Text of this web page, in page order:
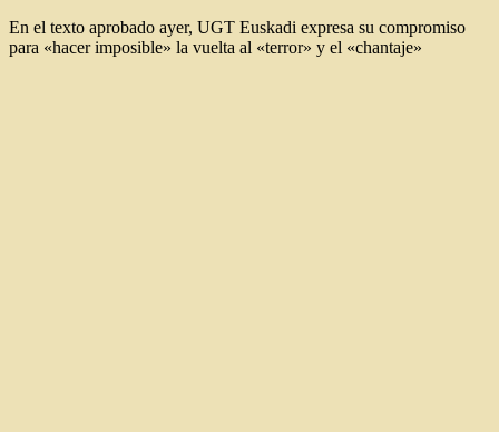
En el texto aprobado ayer, UGT Euskadi expresa su compromiso
para «hacer imposible» la vuelta al «terror» y el «chantaje»